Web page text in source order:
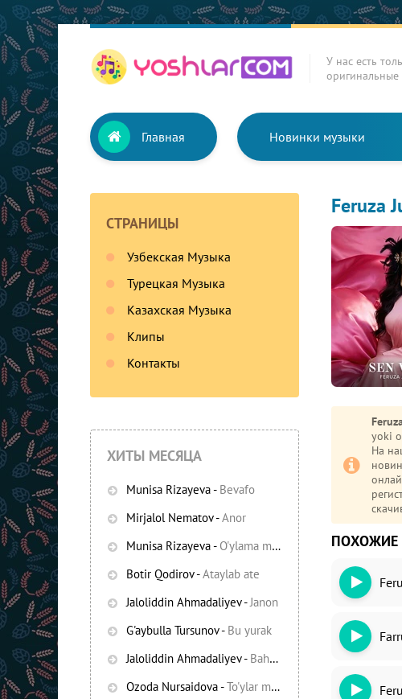
У нас есть
оригинальные
Главная Новинки музыки
СТРАНИЦЫ
Узбекская Музыка
Турецкая Музыка
Казахская Музыка
Клипы
Контакты
ХИТЫ МЕСЯЦА
Munisa Rizayeva- Bevafo
Mirjalol Nematov-Anor
Munisa Rizayeva- O'ylama mani
Botir Qodirov-Ataylab ate
Jaloliddin Ahmadaliyev-Janon
G'aybulla Tursunov- Bu yurak
Jaloliddin Ahmadaliyev- Bahor yomg'irlari
Ozoda Nursaidova-To'ylar muborak
Feruza
yoki
На
онлайн в хорошем
ПОХОЖИЕ
-Bezori
Oshiq edim